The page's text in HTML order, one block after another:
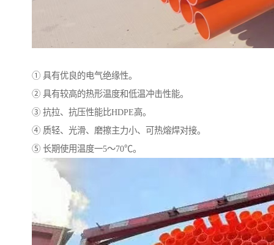
① 具有优良的电气绝缘性。
② 具有较高的热形温度和低温冲击性能。
③ 抗拉、抗压性能比HDPE高。
④ 质轻、光滑、磨擦主力小、可热熔焊对接。
⑤ 长期使用温度一5～70℃。